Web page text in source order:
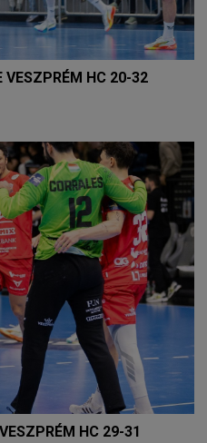
VESZPRÉM HC 20-32
HC 29-31